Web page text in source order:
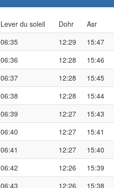
Lever du soleil Dohr Asr
06:35 12:29 15:47
06:36 12:28 15:46
06:37 12:28 15:45
06:38 12:28 15:44
06:39 12:27 15:43
06:40 12:27 15:41
06:41 12:27 15:40
06:42 12:26 15:39
06:43 12:26 15:38